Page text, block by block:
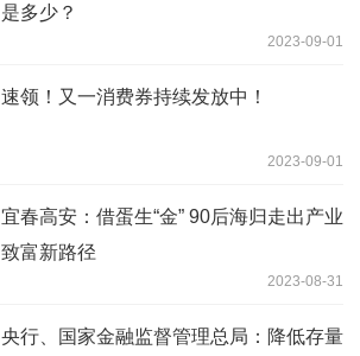
是多少？
2023-09-01
速领！又一消费券持续发放中！
2023-09-01
宜春高安：借蛋生“金” 90后海归走出产业
致富新路径
2023-08-31
央行、国家金融监督管理总局：降低存量